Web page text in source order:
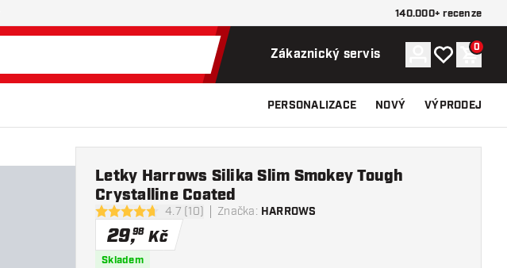
140.000+ recenze
Zákaznický servis ÚčetMůj seznam
0
PERSONALIZACE NOVÝ VÝPRODEJ
4.7 hodnoticí hvězdičky
4.7 (10) Značka: HARROWS
Letky Harrows Silika Slim Smokey Tough
Crystalline Coated
29,98 Kč
Skladem